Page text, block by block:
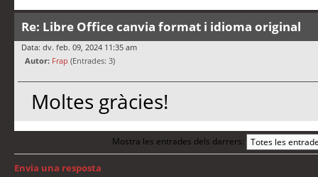
Re: Libre Office canvia format i idioma original
Data: dv. feb. 09, 2024 11:35 am
Autor: Frap (Entrades: 3)
Moltes gràcies!
Mostra les entrades dels darrers:
Envia una resposta